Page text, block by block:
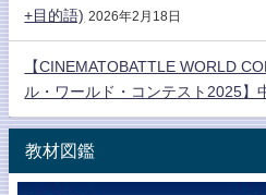
+目的語) 2026年2月18日
【CINEMATOBATTLE WORLD
ル・ワールド・コンテスト2025】
教材図鑑